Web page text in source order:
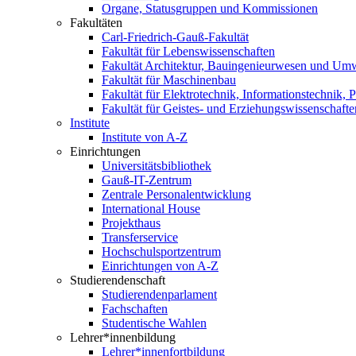
Organe, Statusgruppen und Kommissionen
Fakultäten
Carl-Friedrich-Gauß-Fakultät
Fakultät für Lebenswissenschaften
Fakultät Architektur, Bauingenieurwesen und
Fakultät für Maschinenbau
Fakultät für Elektrotechnik, Informationstechnik,
Fakultät für Geistes- und
Institute
Institute von A-Z
Einrichtungen
Universitätsbibliothek
Gauß-IT-Zentrum
Zentrale Personalentwicklung
International House
Projekthaus
Transferservice
Hochschulsportzentrum
Einrichtungen von A-Z
Studierendenschaft
Studierendenparlament
Fachschaften
Studentische Wahlen
Lehrer*innenbildung
Lehrer*innenfortbildung